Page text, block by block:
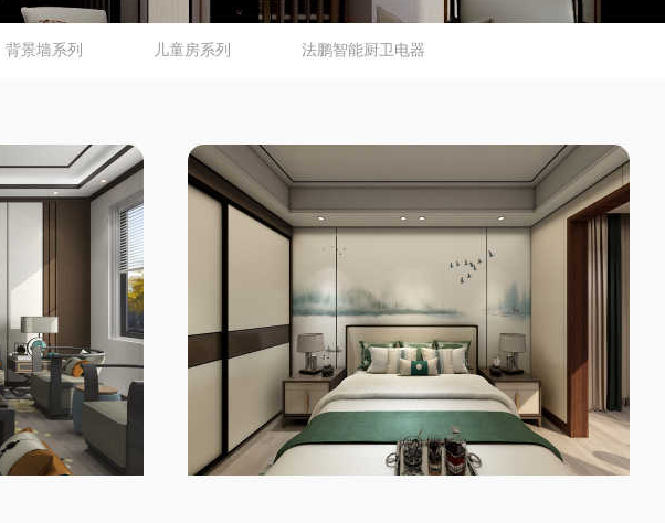
背景墙系列 儿童房系列 法鹏智能厨卫电器